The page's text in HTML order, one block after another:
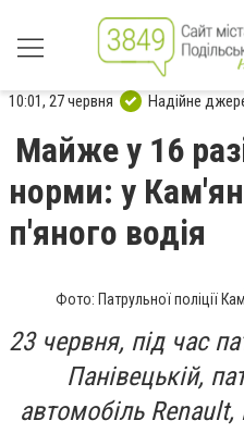
10:01, 27 червня Надійне
Майже у 16
норми: у
п'яного водія
Фото: Патрульної поліції
23 червня, під час
Панівецькій,
автомобіль